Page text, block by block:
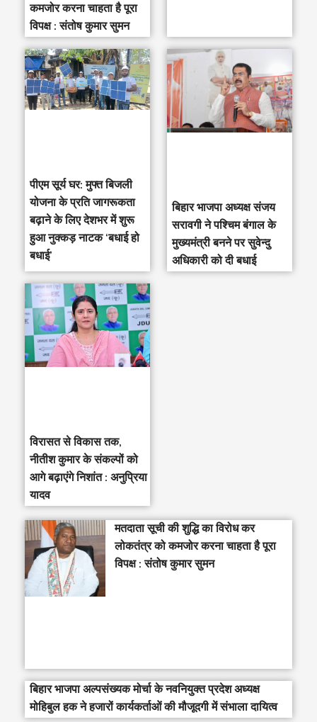
कमजोर करना चाहता है पूरा
विपक्ष : संतोष कुमार सुमन
पीएम सूर्य घर: मुफ्त बिजली
योजना के प्रति जागरूकता
बढ़ाने के लिए देशभर में शुरू
हुआ नुक्कड़ नाटक ‘बधाई हो
बधाई’
‎बिहार भाजपा अध्यक्ष संजय
सरावगी ने पश्चिम बंगाल के
मुख्यमंत्री बनने पर सुवेन्दु
अधिकारी को दी बधाई
विरासत से विकास तक,
नीतीश कुमार के संकल्पों को
आगे बढ़ाएंगे निशांत : अनुप्रिया
यादव
मतदाता सूची की शुद्धि का विरोध कर
लोकतंत्र को कमजोर करना चाहता है पूरा
विपक्ष : संतोष कुमार सुमन
बिहार भाजपा अल्पसंख्यक मोर्चा के नवनियुक्त प्रदेश अध्यक्ष
मोहिबुल हक ने हजारों कार्यकर्ताओं की मौजूदगी में संभाला दायित्व